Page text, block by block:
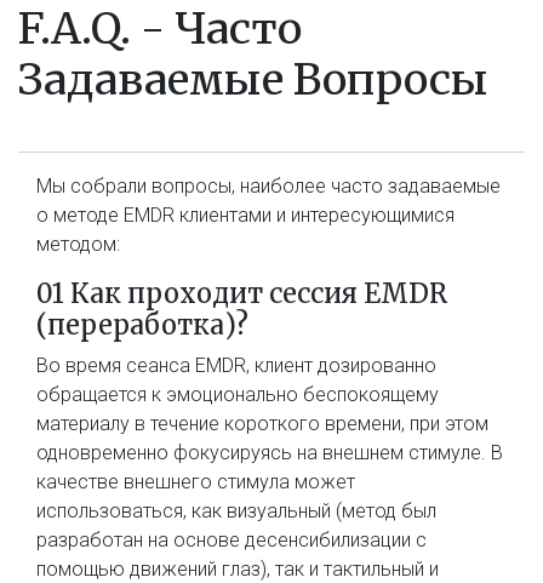
F.A.Q. - Часто
Задаваемые Вопросы
Мы собрали вопросы, наиболее часто задаваемые
о методе EMDR клиентами и интересующимися
методом:
01 Как проходит сессия EMDR
(переработка)?
Во время сеанса EMDR, клиент дозированно
обращается к эмоционально беспокоящему
материалу в течение короткого времени, при этом
одновременно фокусируясь на внешнем стимуле. В
качестве внешнего стимула может
использоваться, как визуальный (метод был
разработан на основе десенсибилизации с
помощью движений глаз), так и тактильный и